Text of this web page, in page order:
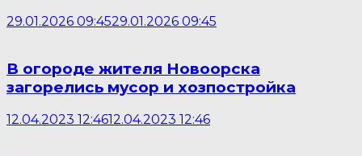
29.01.2026 09:4529.01.2026 09:45
В огороде жителя Новоорска
загорелись мусор и хозпостройка
12.04.2023 12:4612.04.2023 12:46